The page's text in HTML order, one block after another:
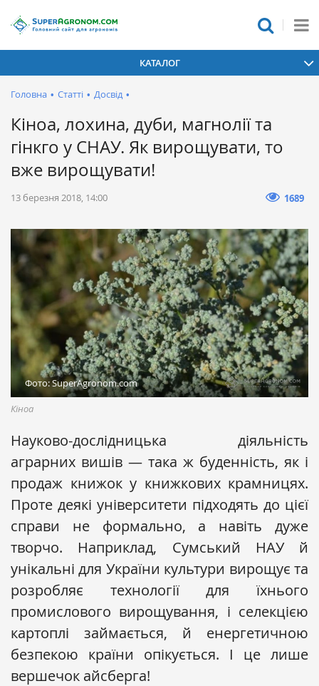
КАТАЛОГ
Головна • Статті • Досвід •
Кіноа, лохина, дуби, магнолії та
гінкго у СНАУ. Як вирощувати, то
вже вирощувати!
13 березня 2018, 14:00 1689
Фото: SuperAgronom.com
Кіноа
Науково-дослідницька діяльність
аграрних вишів — така ж буденність, як і
продаж книжок у книжкових крамницях.
Проте деякі університети підходять до цієї
справи не формально, а навіть дуже
творчо. Наприклад, Сумський НАУ й
унікальні для України культури вирощує та
розробляє технології для їхнього
промислового вирощування, і селекцією
картоплі займається, й енергетичною
безпекою країни опікується. І це лише
вершечок айсберга!